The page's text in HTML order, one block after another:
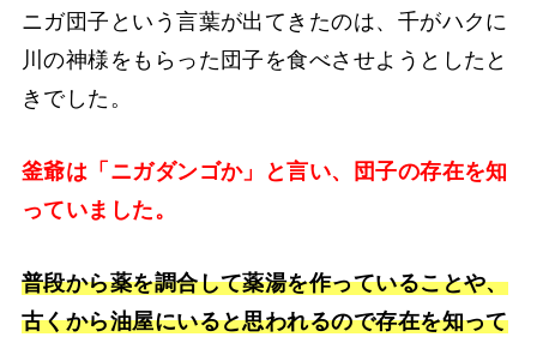
ニガ団子という言葉が出てきたのは、千がハクに
川の神様をもらった団子を食べさせようとしたと
きでした。
釜爺は「ニガダンゴか」と言い、団子の存在を知
っていました。
普段から薬を調合して薬湯を作っていることや、
古くから油屋にいると思われるので存在を知って